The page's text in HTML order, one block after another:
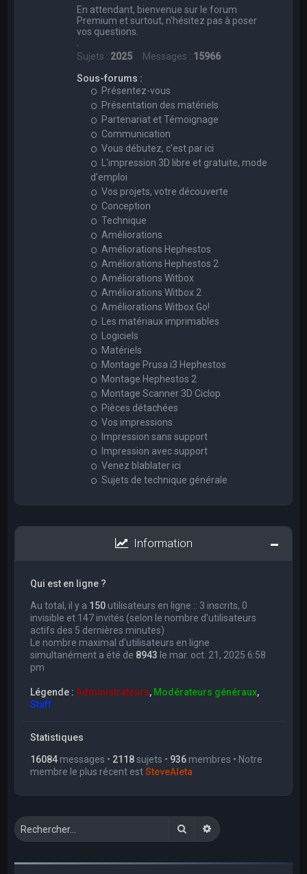
En attendant, bienvenue sur le forum
Premium et surtout, n'hésitez pas à poser
vos questions.
Sujets : 2025 Messages : 15966
Sous-forums :
Présentez-vous
Présentation des matériels
Partenariat et Témoignage
Communication
Vous débutez, c'est par ici
L'impression 3D libre et gratuite, mode
d'emploi
Vos projets, votre découverte
Conception
Technique
Améliorations
Améliorations Hephestos
Améliorations Hephestos 2
Améliorations Witbox
Améliorations Witbox 2
Améliorations Witbox Go!
Les matériaux imprimables
Logiciels
Matériels
Montage Prusa i3 Hephestos
Montage Hephestos 2
Montage Scanner 3D Ciclop
Pièces détachées
Vos impressions
Impression sans support
Impression avec support
Venez blablater ici
Sujets de technique générale
Information
Qui est en ligne ?
Au total, il y a 150 utilisateurs en ligne :: 3 inscrits, 0
invisible et 147 invités (selon le nombre d’utilisateurs
actifs des 5 dernières minutes)
Le nombre maximal d’utilisateurs en ligne
simultanément a été de 8943 le mar. oct. 21, 2025 6:58
pm
Légende :Administrateurs, Modérateurs généraux,
Staff
Statistiques
16084 messages • 2118sujets • 936 membres • Notre
membre le plus récent estSteveAleta
RechercherRecherche avancée